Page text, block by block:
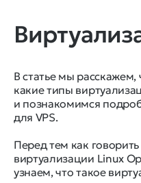
В статье мы расскажем,
какие типы
и познакомимся
для VPS.
Перед тем как
виртуализации Linux
узнаем, что такое